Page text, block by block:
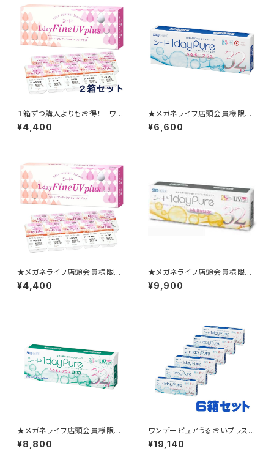
１箱ずつ購入よりもお得！ ワン
デーファインUV プラス 2箱セ
ット
¥4,400
★メガネライフ店頭会員様限定
★ 1か月ごとの定期便 ワン
デーピュアうるおいプラス2箱セ
¥6,600
★メガネライフ店頭会員様限定
★ 1か月ごとの定期便 ワン
デーファインUV プラス2箱セッ
¥4,400
★メガネライフ店頭会員様限定
★ 1か月ごとの定期便 ワン
デーピュアマルチステージ2箱セ
¥9,900
★メガネライフ店頭会員様限定
★ 1か月ごとの定期便 シー
ドワンデーピュアうるおいプラス
¥8,800
ワンデーピュアうるおいプラス6
箱セット
¥19,140